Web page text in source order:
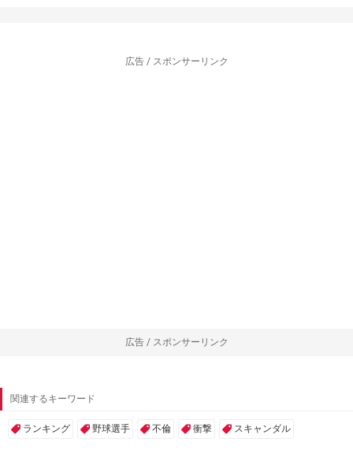
広告 / スポンサーリンク
広告 / スポンサーリンク
関連するキーワード
ランキング 野球選手 不倫 衝撃 スキャンダル